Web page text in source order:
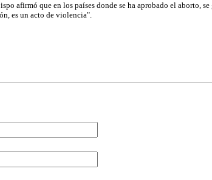
afirmó que en los países donde se ha aprobado el aborto,
es un acto de violencia".